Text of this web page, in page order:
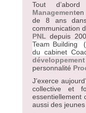
Tout
Managementen
de 8 ans
communication
PNL depuis
Team Building
du cabinet
personnalité
J’exerce
collective et
essentiellement
aussi des jeunes